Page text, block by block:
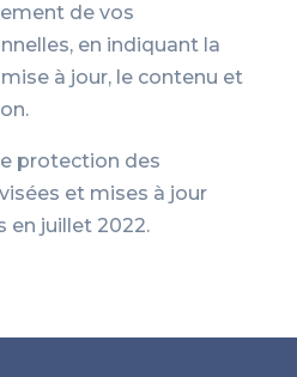
de vos
en indiquant la
à jour, le contenu et
protection des
et mises à jour
en juillet 2022.